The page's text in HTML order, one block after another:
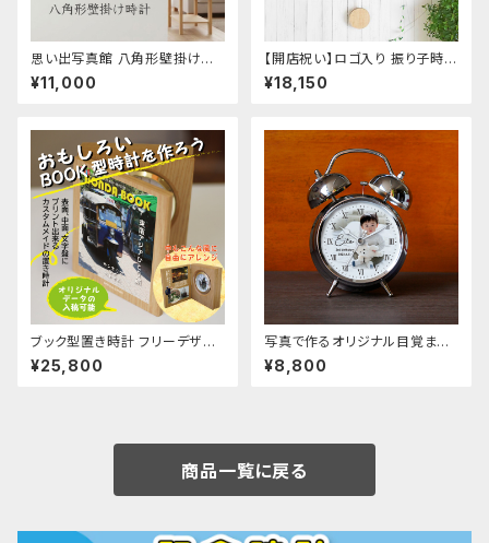
思い出写真館 八角形壁掛け時
計 30.2cm 写真で作るオリジ
ナル時計 オリジナル オーダー
¥11,000
【開店祝い】ロゴ入り 振り子時計
オーダーメイド 電波 壁掛け時
計 - 開業祝い おしゃれな名入
¥18,150
ブック型置き時計 フリーデザイ
ン ロゴ イラスト マーク オリジ
ナルデータ入稿OK 記念品、周
¥25,800
写真で作るオリジナル目覚まし
時計 ツインベル型目覚まし時
計 オリジナル オーダーメイド
¥8,800
商品一覧に戻る